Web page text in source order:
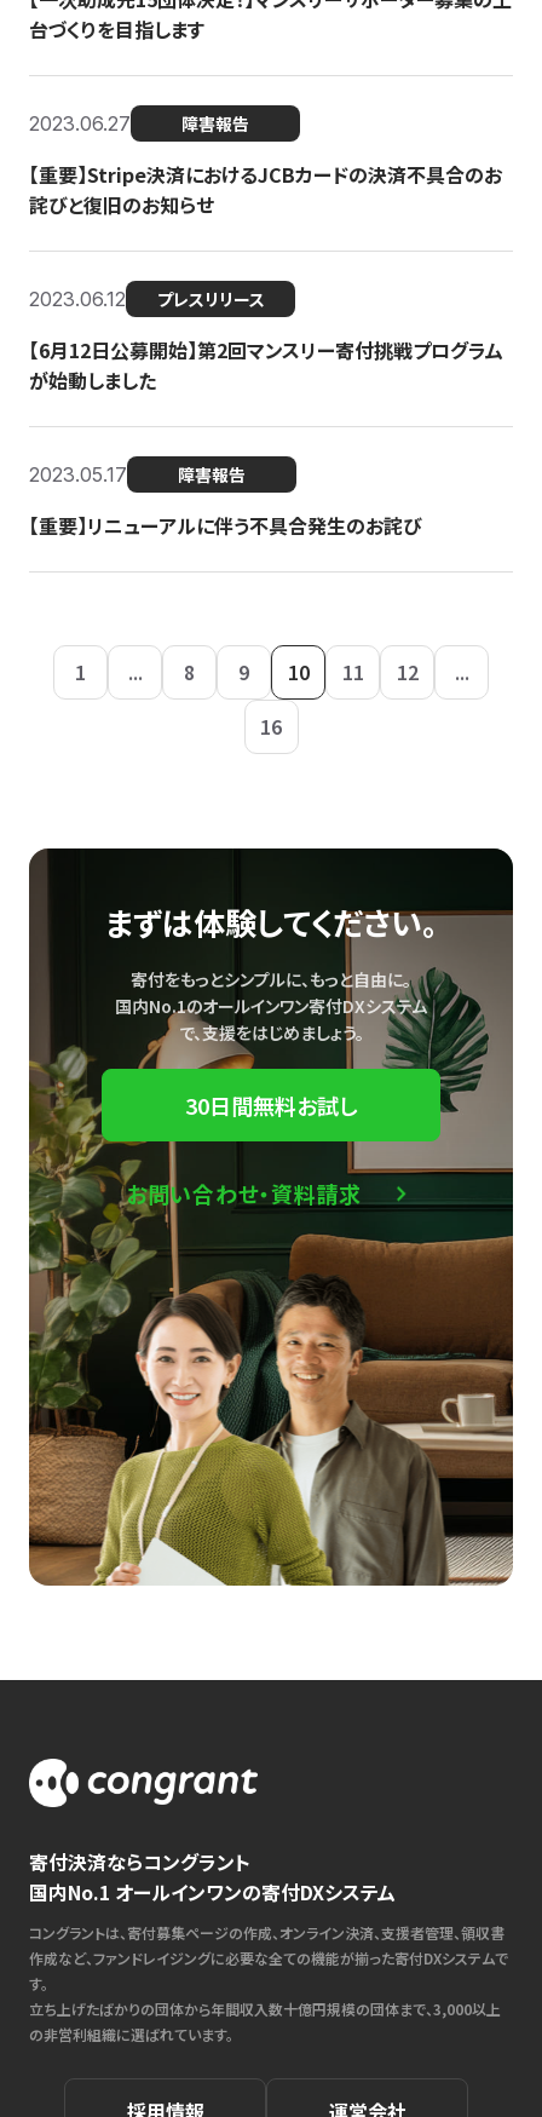
台づくりを目指します
2023.06.27 障害報告
【重要】Stripe決済におけるJCBカードの決済不具合のお
詫びと復旧のお知らせ
2023.06.12 プレスリリース
【6月12日公募開始】第2回マンスリー寄付挑戦プログラム
が始動しました
2023.05.17 障害報告
【重要】リニューアルに伴う不具合発生のお詫び
1 ... 8 9 10 11 12
...
16
まずは体験してください。
寄付をもっとシンプルに、もっと自由に。
国内No.1のオールインワン寄付DXシステム
で、支援をはじめましょう。
30日間無料お試し
お問い合わせ・資料請求
寄付決済ならコングラント
国内No.1 オールインワンの寄付DXシステム
コングラントは、寄付募集ページの作成、オンライン決済、支援者管理、領収書
作成など、ファンドレイジングに必要な全ての機能が揃った寄付DXシステムで
す。
立ち上げたばかりの団体から年間収入数十億円規模の団体まで、3,000以上
の非営利組織に選ばれています。
採用情報 運営会社